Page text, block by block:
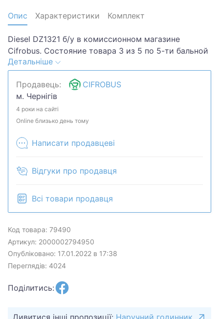
Опис Характеристики Комплект
Diesel DZ1321 б/у в комиссионном магазине
Cifrobus. Состояние товара 3 из 5 по 5-ти бальной
системе. Примечание: царапины/потертости.
Комплектация товара: -.Хотите скидку? Давайте
обсудим. Предложите свою цену и мы посмотрим,
что сможем сделать.Уточняйте наличие и
комплектацию у менеджера. Товар может быть
продан в розничном магазине.
Детальніше
Продавець:
CIFROBUS
м. Чернігів
4 роки на сайті
Online близько день тому
Написати продавцеві
Відгуки про продавця
Всі товари продавця
Код товара: 79490
Артикул: 2000002794950
Опубліковано: 17.01.2022 в 17:38
Переглядів: 4024
Поділитись:
Дивитися інші пропозиції: Наручний годинник